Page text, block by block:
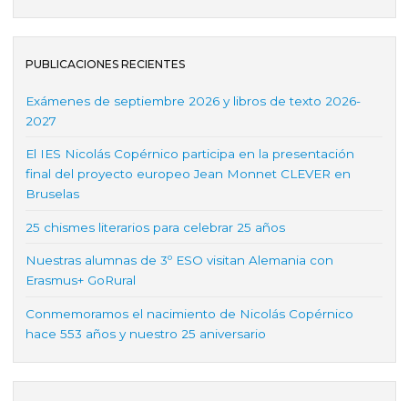
PUBLICACIONES RECIENTES
Exámenes de septiembre 2026 y libros de texto 2026-
2027
El IES Nicolás Copérnico participa en la presentación
final del proyecto europeo Jean Monnet CLEVER en
Bruselas
25 chismes literarios para celebrar 25 años
Nuestras alumnas de 3º ESO visitan Alemania con
Erasmus+ GoRural
Conmemoramos el nacimiento de Nicolás Copérnico
hace 553 años y nuestro 25 aniversario